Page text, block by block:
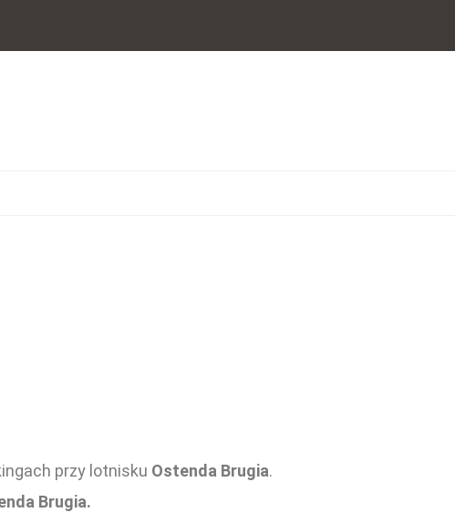
przy lotnisku Ostenda Brugia.
Brugia.